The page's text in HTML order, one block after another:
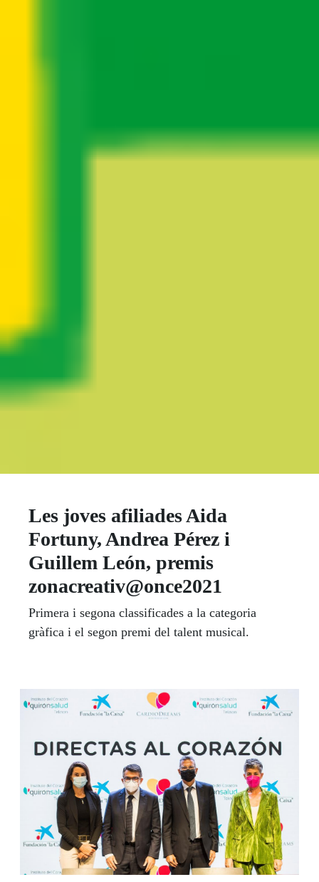
Boletín Il·lusió
Les joves afiliades Aida
Fortuny, Andrea Pérez i
Guillem León, premis
zonacreativ@once2021
Primera i segona classificades a la categoria
gràfica i el segon premi del talent musical.